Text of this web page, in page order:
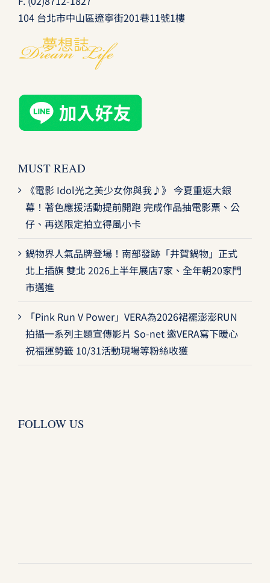
104 台北市中山區遼寧街201巷11號1樓
MUST READ
《電影 Idol光之美少女你與我♪》 今夏重返大銀
幕！著色應援活動提前開跑 完成作品抽電影票、公
仔、再送限定拍立得風小卡
鍋物界人氣品牌登場！南部發跡「井賀鍋物」正式
北上插旗 雙北 2026上半年展店7家、全年朝20家門
市邁進
「Pink Run V Power」VERA為2026裙襬澎澎RUN
拍攝一系列主題宣傳影片 So-net 邀VERA寫下暖心
祝福運勢籤 10/31活動現場等粉絲收獲
FOLLOW US